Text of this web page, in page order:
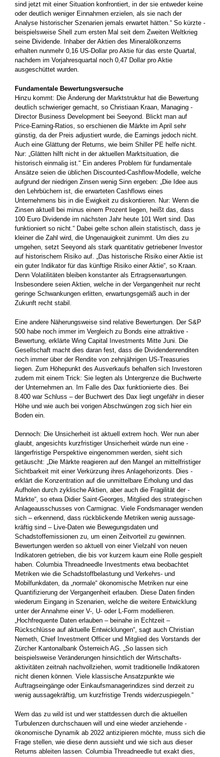
sind jetzt mit einer Situation konfrontiert, in der sie entweder keine
oder deutlich weniger Einnahmen erzielen, als sie nach der
Analyse historischer Szenarien jemals erwartet hätten.“ So kürzte ­
beispielsweise Shell zum ersten Mal seit dem Zweiten Weltkrieg
seine Dividende. Inhaber der Aktien des Mineralölkonzerns
erhalten nunmehr 0,16 US-Dollar pro Aktie für das erste Quartal,
nachdem im Vorjahresquartal noch 0,47 Dollar pro Aktie
ausgeschüttet wurden.
Fundamentale Bewertungsversuche
Hinzu kommt: Die Änderung der Marktstruktur hat die Bewertung
deutlich schwieriger gemacht, so Christiaan Kraan, Managing ­
Director Business Development bei Seeyond. Blickt man auf
Price-Earning-Ratios, so erschienen die Märkte im April sehr
günstig, da der Preis adjustiert wurde, die Earnings jedoch nicht.
Auch eine Glättung der Returns, wie beim Shiller PE helfe nicht.
Nur: „Glätten hilft nicht in der aktuellen Marktsituation, die
historisch einmalig ist.“ Ein anderes Problem für fundamentale
Ansätze seien die üblichen Discounted-Cashflow-Modelle, welche
aufgrund der niedrigen Zinsen wenig Sinn ergeben: „Die Idee aus
den Lehrbüchern ist, die erwarteten Cashflows eines
Unternehmens bis in die Ewigkeit zu diskontieren. Nur: Wenn die
Zinsen aktuell bei minus ­einem Prozent liegen, heißt das, dass
100 Euro Dividende im ­nächsten Jahr heute 101 Wert sind. Das
funktioniert so nicht.“ ­Dabei gelte schon allein statistisch, dass je
kleiner die Zahl wird, die ­Ungenauigkeit zunimmt. Um dies zu
umgehen, setzt Seeyond als stark quantitativ getriebener Investor
auf historischem Risiko auf. „Das historische Risiko einer Aktie ist
ein guter Indikator für das künftige Risiko einer Aktie“, so Kraan.
Denn Volatilitäten ­bleiben konstanter als Ertragserwartungen.
Insbesondere seien Aktien, welche in der Vergangenheit nur recht
geringe Schwankungen ­erlitten, erwartungsgemäß auch in der
Zukunft recht stabil.
Eine andere Näherungsweise sind relative Bewertungen. Der S&P
500 habe noch immer im Vergleich zu Bonds eine attraktive ­
Bewertung, erklärte Wing Capital Investments Mitte Juni. Die
Gesellschaft macht dies daran fest, dass die Dividendenrenditen
noch immer über der Rendite von zehnjährigen US-Treasuries
liegen. Zum Höhepunkt des Ausverkaufs behalfen sich Investoren
zudem mit einem Trick: Sie legten als Untergrenze die Buchwerte
der Unternehmen an. Im Falle des Dax funktionierte dies. Bei
8.400 war Schluss – der Buchwert des Dax liegt ungefähr in dieser
Höhe und wie auch bei vorigen Abschwüngen zog sich hier ein
Boden ein.
Dennoch: Die Unsicherheit ist aktuell extrem hoch. Wer nun aber
glaubt, angesichts kurzfristiger Unsicherheit würde nun eine ­
längerfristige Perspektive eingenommen werden, sieht sich
getäuscht: „Die Märkte reagieren auf den Mangel an mittelfristiger
Sichtbarkeit mit einer Verkürzung ihres Anlagehorizonts. Dies ­
erklärt die Konzentration auf die unmittelbare Erholung und das
Aufholen durch zyklische Aktien, aber auch die Fragilität der ­
Märkte“, so etwa Didier Saint-Georges, Mitglied des strategischen
Anlageausschusses von Carmignac. Viele Fondsmanager wenden
sich – erkennend, dass rückblickende Metriken wenig aussage­
kräftig sind – Live-Daten wie Bewegungsdaten und
Schadstoffemissionen zu, um einen Zeitvorteil zu gewinnen.
Bewertungen werden so aktuell von einer Vielzahl von neuen
Indikatoren getrieben, die bis vor kurzem kaum eine Rolle gespielt
haben. Columbia ­Threadneedle Investments etwa beobachtet
Metriken wie die Schadstoffbelastung und Verkehrs- und
Mobilfunkdaten, da „normale“ ökonomische Metriken nur eine
Quantifizierung der Vergangenheit erlauben. Diese Daten finden
wiederum Eingang in Szenarien, welche die weitere Entwicklung
unter der Annahme einer V-, U- oder L-Form modellieren.
„Hochfrequente Daten erlauben – ­beinahe in Echtzeit –
Rückschlüsse auf aktuelle Entwicklungen“, sagt auch Christian
Nemeth, Chief Investment Officer und ­Mitglied des Vorstands der
Zürcher Kantonalbank Österreich AG. „So lassen sich
beispielsweise Veränderungen hinsichtlich der Wirtschafts­
aktivitäten zeitnah nachvollziehen, womit traditionelle Indikatoren
nicht dienen können. Viele klassische Ansatzpunkte wie
Auftragseingänge oder Einkaufsmanagerindizes sind derzeit zu
wenig aussagekräftig, um kurzfristige Trends widerzuspiegeln.“
Wem das zu wild ist und wer stattdessen durch die aktuellen
Turbulenzen durchschauen will und eine wieder anziehende ­
ökonomische Dynamik ab 2022 antizipieren möchte, muss sich die
Frage stellen, wie diese denn aussieht und wie sich aus dieser
Returns ableiten lassen. Columbia Threadneedle tut exakt dies,